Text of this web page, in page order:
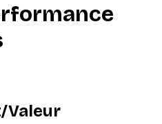
Valeur